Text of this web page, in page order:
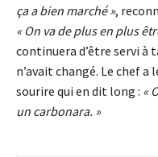
ça a bien marché »,
« On va de plus en plus
continuera d’être servi à
n’avait changé. Le chef a
sourire qui en dit long : «
un carbonara. »